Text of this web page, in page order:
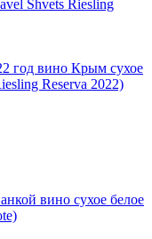
год вино Крым сухое
Reserva 2022)